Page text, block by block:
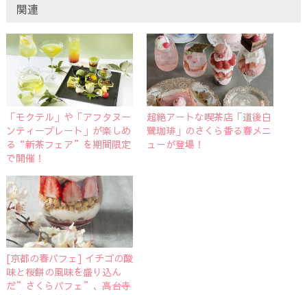
関連
「モクテル」や「アフタヌー
ンティープレート」が楽しめ
る“新茶フェア”を期間限定
で開催！
超絶アートな喫茶店「道後白
鷺珈琲」のさくら香る春メニ
ュー​が登場！
[京都の春パフェ] イチゴの酸
味と桜餅の風味を盛り込ん
だ”さくらパフェ”、高台寺